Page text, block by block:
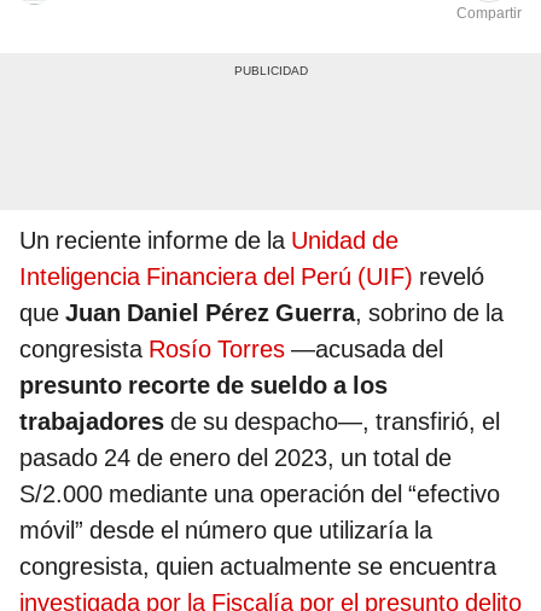
Compartir
Un reciente informe de la Unidad de
Inteligencia Financiera del Perú (UIF) reveló
que Juan Daniel Pérez Guerra, sobrino de la
congresistaRosío Torres —acusada del
presunto recorte de sueldo a los
trabajadores de su despacho—, transfirió, el
pasado 24 de enero del 2023, un total de
S/2.000 mediante una operación del “efectivo
móvil” desde el número que utilizaría la
congresista, quien actualmente se encuentra
investigada por la Fiscalía por el presunto delito